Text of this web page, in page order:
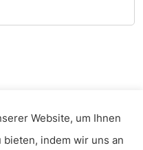
Website, um Ihnen
indem wir uns an